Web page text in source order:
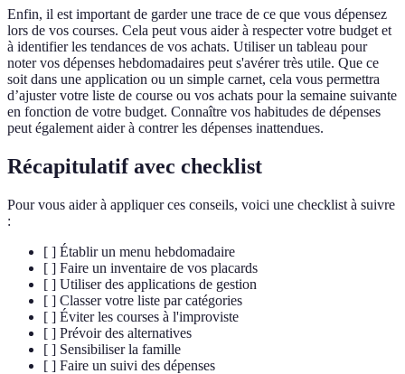
Enfin, il est important de garder une trace de ce que vous dépensez
lors de vos courses. Cela peut vous aider à respecter votre budget et
à identifier les tendances de vos achats. Utiliser un tableau pour
noter vos dépenses hebdomadaires peut s'avérer très utile. Que ce
soit dans une application ou un simple carnet, cela vous permettra
d’ajuster votre liste de course ou vos achats pour la semaine suivante
en fonction de votre budget. Connaître vos habitudes de dépenses
peut également aider à contrer les dépenses inattendues.
Récapitulatif avec checklist
Pour vous aider à appliquer ces conseils, voici une checklist à suivre
:
[ ] Établir un menu hebdomadaire
[ ] Faire un inventaire de vos placards
[ ] Utiliser des applications de gestion
[ ] Classer votre liste par catégories
[ ] Éviter les courses à l'improviste
[ ] Prévoir des alternatives
[ ] Sensibiliser la famille
[ ] Faire un suivi des dépenses